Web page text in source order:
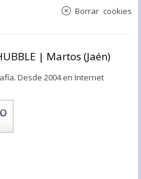
Borrar cookies
| Martos (Jaén)
Desde 2004 en Internet